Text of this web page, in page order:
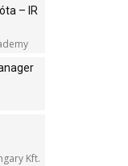
– IR
Kft.